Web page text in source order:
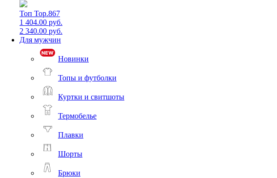
Топ Top.867
1 404.00 руб.
2 340.00 руб.
Для мужчин
Новинки
Топы и футболки
Куртки и свитшоты
Термобелье
Плавки
Шорты
Брюки